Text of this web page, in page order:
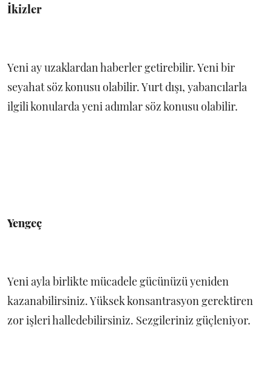
İkizler
Yeni ay uzaklardan haberler getirebilir. Yeni bir
seyahat söz konusu olabilir. Yurt dışı, yabancılarla
ilgili konularda yeni adımlar söz konusu olabilir.
Yengeç
Yeni ayla birlikte mücadele gücünüzü yeniden
kazanabilirsiniz. Yüksek konsantrasyon gerektiren
zor işleri halledebilirsiniz. Sezgileriniz güçleniyor.